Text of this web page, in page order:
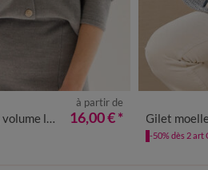
52 54
loose
à partir de
16,00 €* Gilet
-50% dès 2 art